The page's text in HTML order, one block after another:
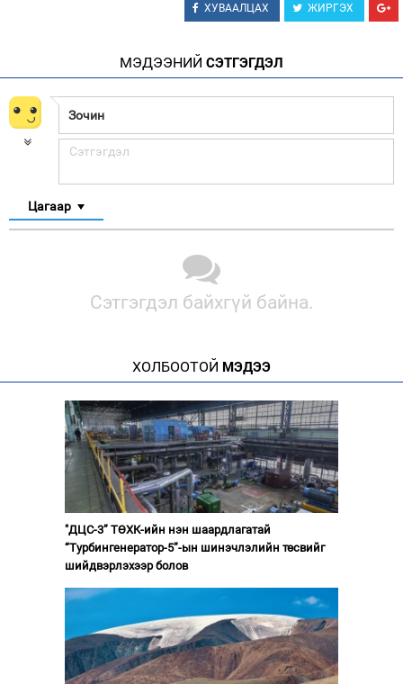
ХУВААЛЦАХ ЖИРГЭХ
МЭДЭЭНИЙ СЭТГЭГДЭЛ
Цагаар
Сэтгэгдэл байхгүй байна.
ХОЛБООТОЙ МЭДЭЭ
"ДЦС-3” ТӨХК-ийн нэн шаардлагатай
“Турбингенератор-5”-ын шинэчлэлийн төсвийг
шийдвэрлэхээр болов